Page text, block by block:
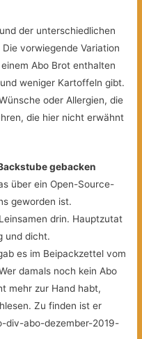
der unterschiedlichen
vorwiegende Variation
Abo Brot enthalten
weniger Kartoffeln gibt.
oder Allergien, die
die hier nicht erwähnt
gebacken
über ein Open-Source-
geworden ist.
drin. Hauptzutat
und dicht.
es im Beipackzettel vom
damals noch kein Abo
mehr zur Hand habt,
Zu finden ist er
div-abo-dezember-2019-